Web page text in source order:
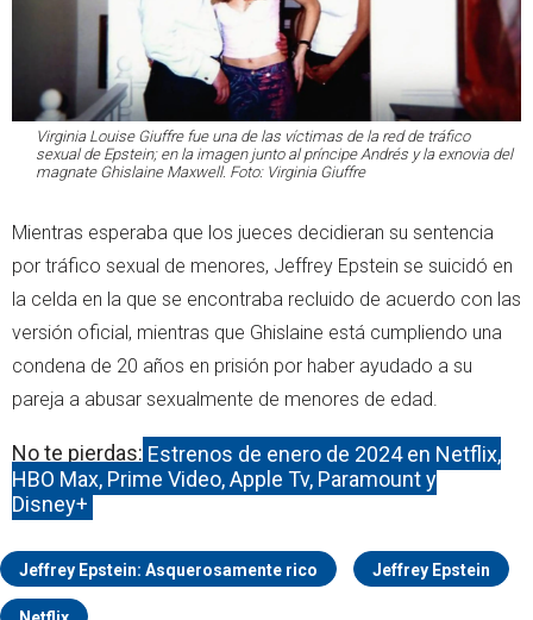
Virginia Louise Giuffre fue una de las víctimas de la red de tráfico
sexual de Epstein; en la imagen junto al príncipe Andrés y la exnovia del
magnate Ghislaine Maxwell. Foto: Virginia Giuffre
Mientras esperaba que los jueces decidieran su sentencia
por tráfico sexual de menores, Jeffrey Epstein se suicidó en
la celda en la que se encontraba recluido de acuerdo con las
versión oficial, mientras que Ghislaine está cumpliendo una
condena de 20 años en prisión por haber ayudado a su
pareja a abusar sexualmente de menores de edad.
No te pierdas: Estrenos de enero de 2024 en Netflix,
HBO Max, Prime Video, Apple Tv, Paramount y
Disney+
Jeffrey Epstein: Asquerosamente rico Jeffrey Epstein